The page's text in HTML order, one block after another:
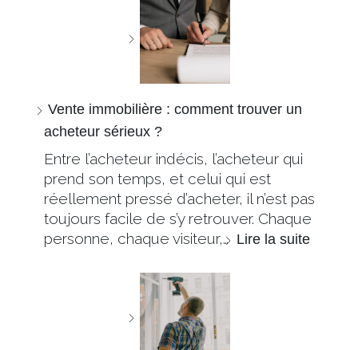
Vente immobilière : comment trouver un
acheteur sérieux ?
Entre l’acheteur indécis, l’acheteur qui
prend son temps, et celui qui est
réellement pressé d’acheter, il n’est pas
toujours facile de s’y retrouver. Chaque
personne, chaque visiteur,… Lire la suite